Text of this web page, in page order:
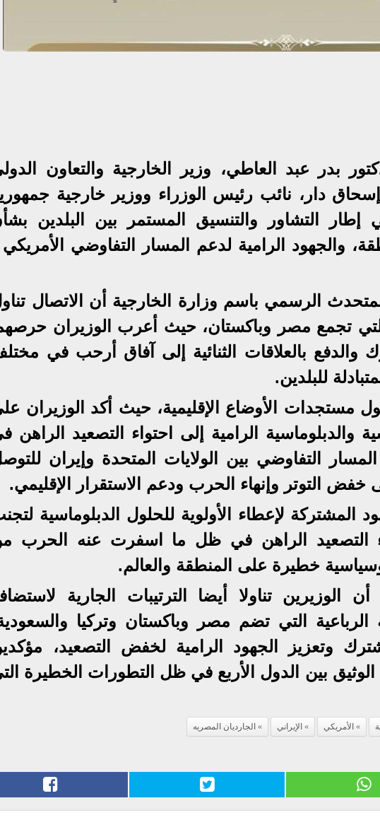
بدر عبد العاطي، وزير الخارجية والتعاون
دار، نائب رئيس الوزراء ووزير خارجية
إطار التشاور والتنسيق المستمر بين البلدين
والجهود الرامية لدعم المسار التفاوضي
الرسمي باسم وزارة الخارجية أن الاتصال
التي تجمع مصر وباكستان، حيث أعرب الوزيران
والدفع بالعلاقات الثنائية إلى آفاق أرحب في
للبلدين.
مستجدات الأوضاع الإقليمية، حيث أكد الوزيران
والدبلوماسية الرامية إلى احتواء التصعيد الراهن
التفاوضي بين الولايات المتحدة وإيران
خفض التوتر وإنهاء الحرب ودعم الاستقرار الإقليمي.
المشتركة لإعطاء الأولوية للحلول الدبلوماسية
التصعيد الراهن في ظل ما اسفرت عنه الحرب
خطيرة على المنطقة والعالم.
تناولا أيضا الترتيبات الجارية
الرباعية التي تضم مصر وباكستان وتركيا
وتعزيز الجهود الرامية لخفض التصعيد،
بين الدول الأربع في ظل التطورات الخطيرة
الأمريكي الإيراني الجارديان المصريه